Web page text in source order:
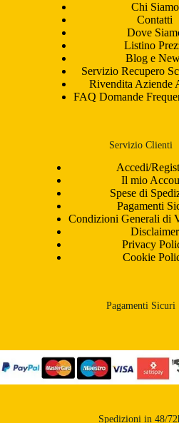
Chi Siamo
Contatti
Dove
Listino
Blog e
Servizio Recupero
Rivendita Aziende
FAQ Domande
Servizio Clienti
Accedi/
Il mio
Spese di
Pagamenti
Condizioni Generali di
Disclaimer
Privacy
Cookie
Pagamenti Sicuri
Spedizioni in 48/